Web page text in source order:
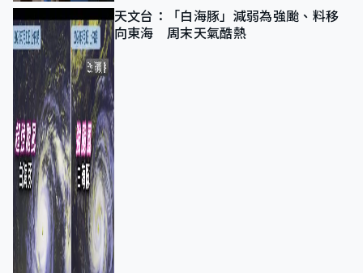
天文台：「白海豚」減弱為強颱、料移
向東海 周末天氣酷熱